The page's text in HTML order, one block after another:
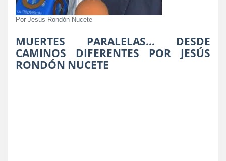
Por Jesús Rondón Nucete
MUERTES PARALELAS… DESDE
CAMINOS DIFERENTES POR JESÚS
RONDÓN NUCETE